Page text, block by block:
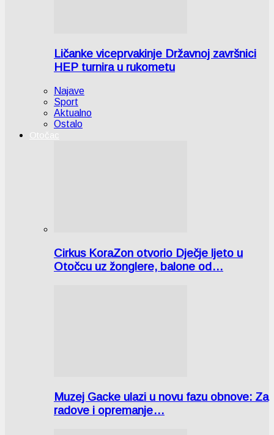
Ličanke viceprvakinje Državnoj završnici
HEP turnira u rukometu
Najave
Sport
Aktualno
Ostalo
Otočac
Cirkus KoraZon otvorio Dječje ljeto u
Otočcu uz žonglere, balone od…
Muzej Gacke ulazi u novu fazu obnove: Za
radove i opremanje…